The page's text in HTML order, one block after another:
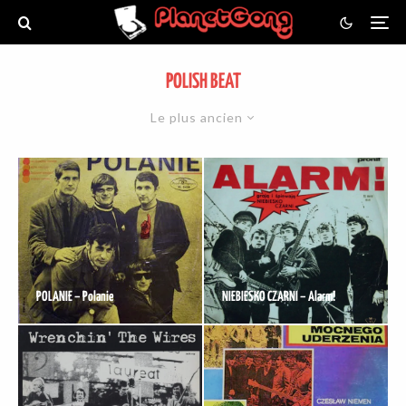
POLISH BEAT
Le plus ancien
POLANIE – Polanie NIEBIESKO CZARNI – Alarm!